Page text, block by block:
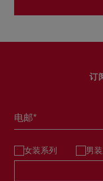
订
电邮*
女装系列 男